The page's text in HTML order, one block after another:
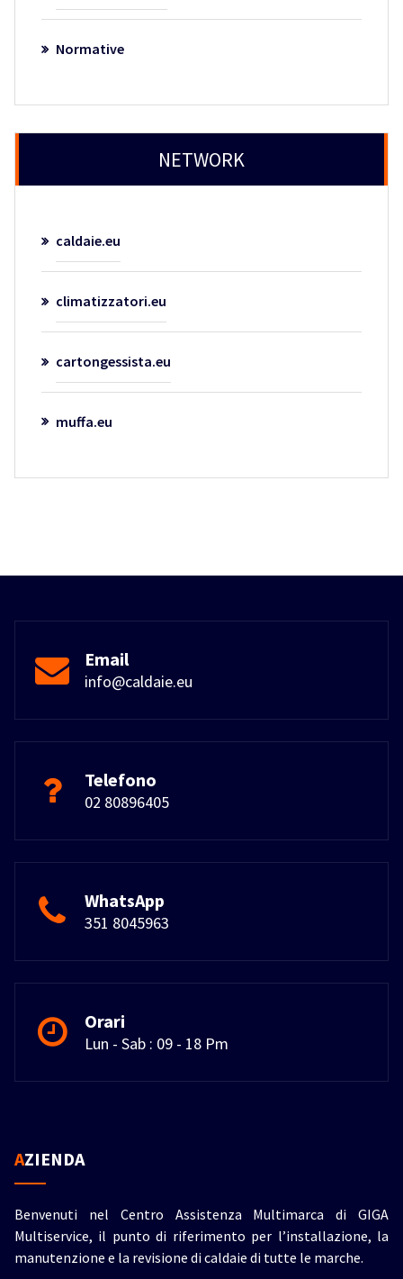
Normative
NETWORK
caldaie.eu
climatizzatori.eu
cartongessista.eu
muffa.eu
Email
info@caldaie.eu
Telefono
02 80896405
WhatsApp
351 8045963
Orari
Lun - Sab : 09 - 18 Pm
AZIENDA
Benvenuti nel Centro Assistenza Multimarca di GIGA
Multiservice, il punto di riferimento per l’installazione, la
manutenzione e la revisione di caldaie di tutte le marche.